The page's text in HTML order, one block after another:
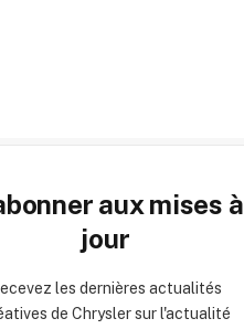
aux mises à
jour
les dernières actualités
de Chrysler sur l'actualité